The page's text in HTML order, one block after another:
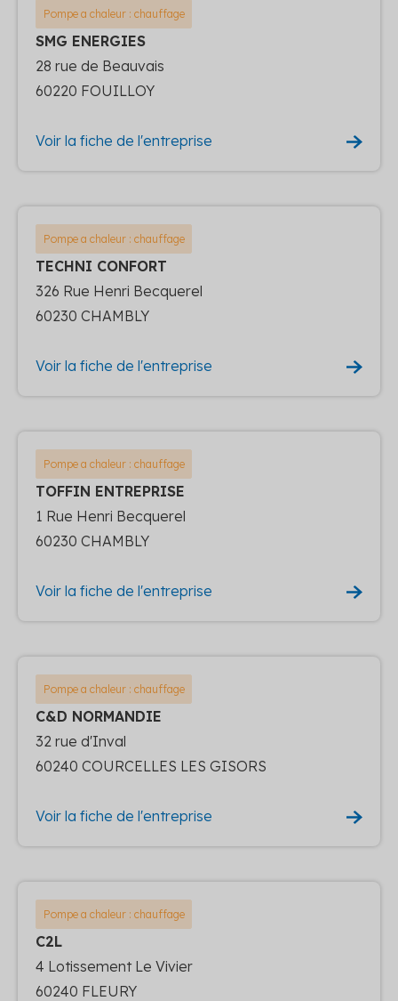
Pompe a chaleur : chauffage
SMG ENERGIES
28 rue de Beauvais
60220 FOUILLOY
Voir la fiche de l'entreprise
Pompe a chaleur : chauffage
TECHNI CONFORT
326 Rue Henri Becquerel
60230 CHAMBLY
Voir la fiche de l'entreprise
Pompe a chaleur : chauffage
TOFFIN ENTREPRISE
1 Rue Henri Becquerel
60230 CHAMBLY
Voir la fiche de l'entreprise
Pompe a chaleur : chauffage
C&D NORMANDIE
32 rue d'Inval
60240 COURCELLES LES GISORS
Voir la fiche de l'entreprise
Pompe a chaleur : chauffage
C2L
4 Lotissement Le Vivier
60240 FLEURY